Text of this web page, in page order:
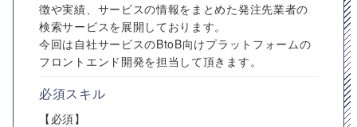
徴や実績、サービスの情報をまとめた発注先業者の
検索サービスを展開しております。
今回は自社サービスのBtoB向けプラットフォームの
フロントエンド開発を担当して頂きます。
必須スキル
【必須】